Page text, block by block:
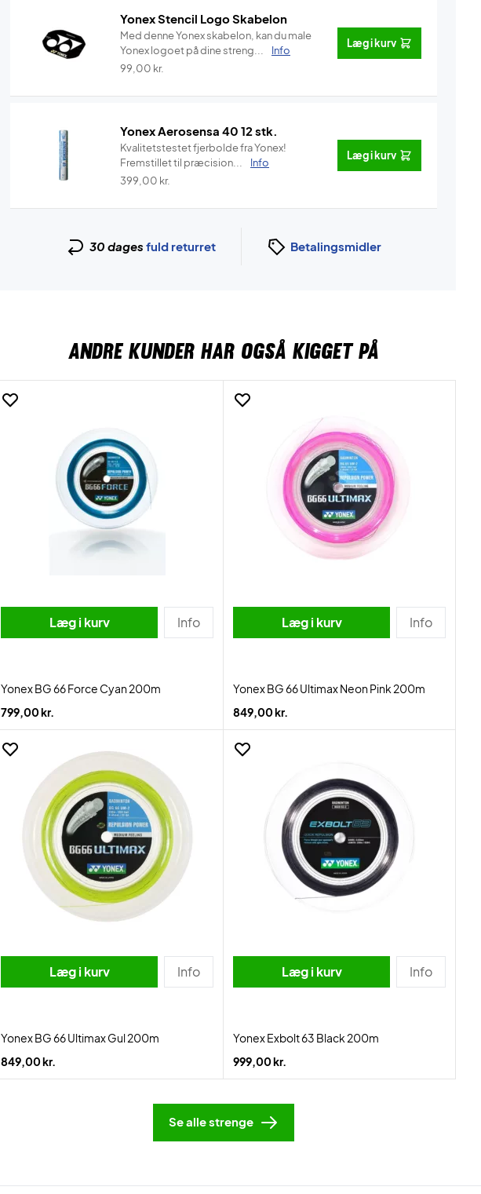
Yonex Stencil Logo Skabelon
Med denne Yonex skabelon, kan du male
Yonex logoet på dine streng...
Info
99,00 kr.
Læg i kurv
Yonex Aerosensa 40 12 stk.
Kvalitetstestet fjerbolde fra Yonex!
Fremstillet til præcision...
Info
399,00 kr.
Læg i kurv
30 dages fuld returret Betalingsmidler
ANDRE KUNDER HAR OGSÅ KIGGET PÅ
Læg i kurv Info
Yonex BG 66 Force Cyan 200m
799,00 kr.
Læg i kurv Info
Yonex BG 66 Ultimax Neon Pink 200m
849,00 kr.
Læg i kurv Info
Yonex BG 66 Ultimax Gul 200m
849,00 kr.
Læg i kurv Info
Yonex Exbolt 63 Black 200m
999,00 kr.
Se alle strenge